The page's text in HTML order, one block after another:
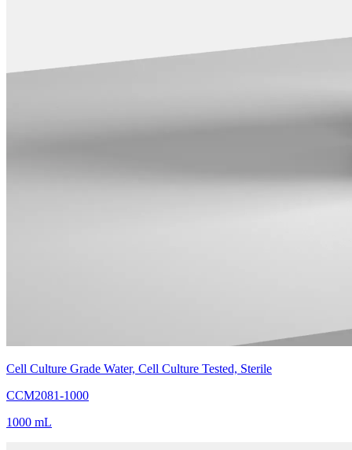
Cell Culture Grade Water, Cell Culture Tested, Sterile
CCM2081-1000
1000 mL